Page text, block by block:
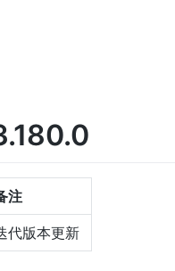
注
代版本更新